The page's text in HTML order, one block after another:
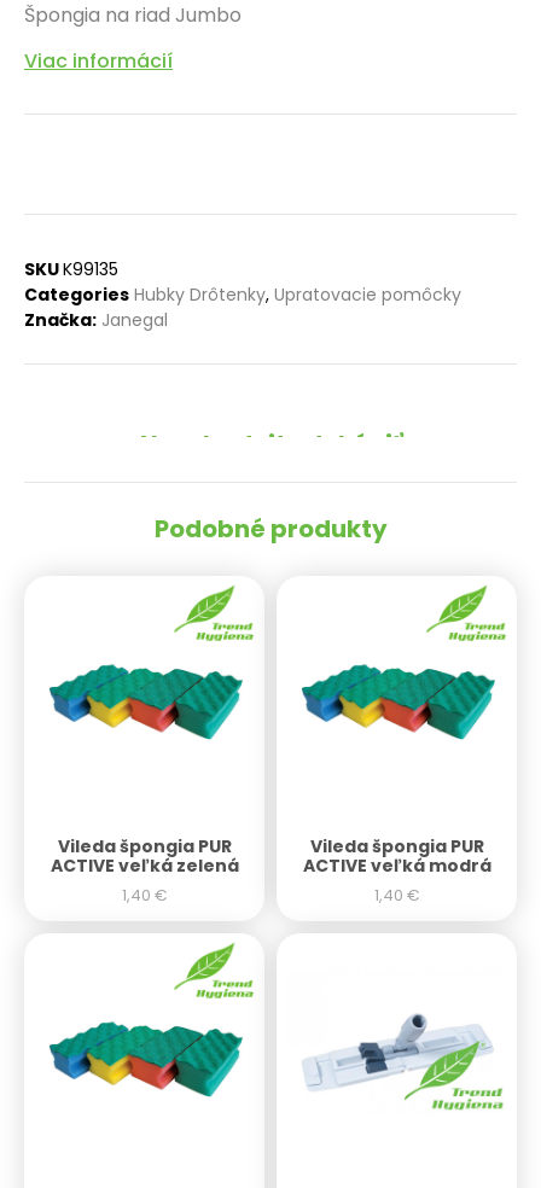
Špongia na riad Jumbo
Viac informácií
SKUK99135
Categories Hubky Drôtenky, Upratovacie pomôcky
Značka: Janegal
Nezabudnite dokúpiť
Podobné produkty
Vileda špongia PUR
ACTIVE veľká zelená
1,40 €
Vileda špongia PUR
ACTIVE veľká modrá
1,40 €